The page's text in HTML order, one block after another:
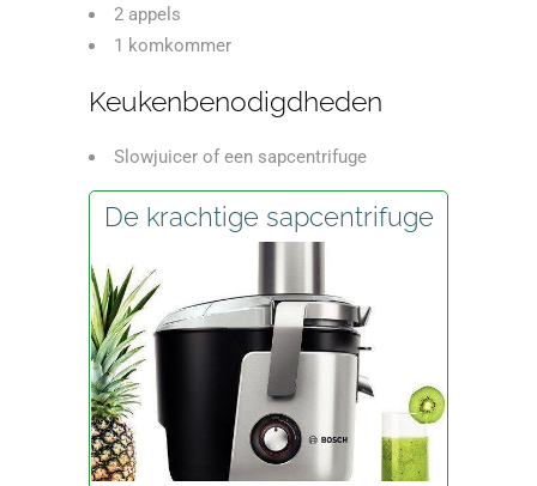
2 appels
1 komkommer
Keukenbenodigdheden
Slowjuicer of een sapcentrifuge
De krachtige sapcentrifuge